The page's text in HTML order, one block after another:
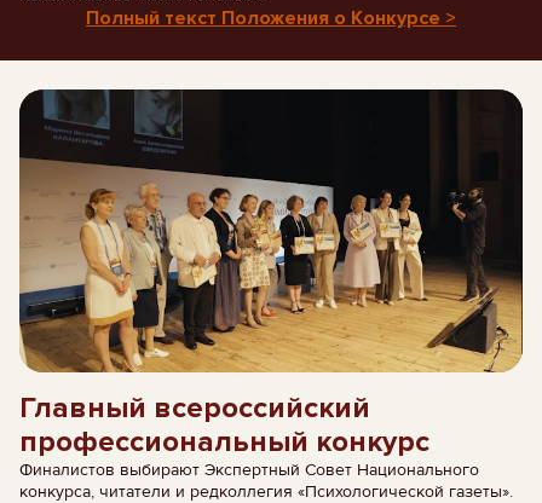
Полный текст Положения о Конкурсе >
Главный всероссийский
профессиональный конкурс
Финалистов выбирают Экспертный Совет Национального
конкурса, читатели и редколлегия «Психологической газеты».